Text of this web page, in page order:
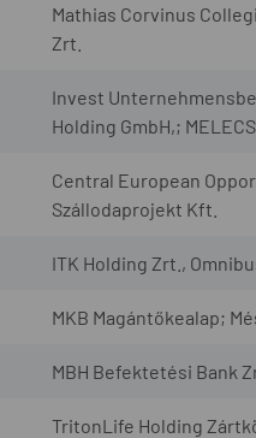
Mathias Corvinus
Zrt.
Invest
Holding GmbH,;
Central European
Szállodaprojekt Kft.
ITK Holding Zrt.,
MKB Magántőkealap;
MBH Befektetési Bank
TritonLife Holding